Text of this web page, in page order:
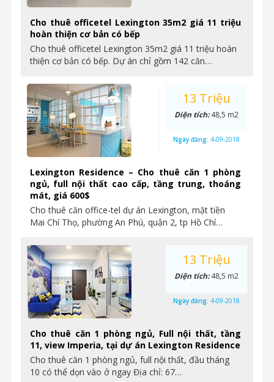
Cho thuê officetel Lexington 35m2 giá 11 triệu
hoàn thiện cơ bản có bếp
Cho thuê officetel Lexington 35m2 giá 11 triệu hoàn
thiện cơ bản có bếp. Dự án chỉ gồm 142 căn…
Lexington Residence – Cho thuê căn 1 phòng
ngủ, full nội thất cao cấp, tầng trung, thoáng
mát, giá 600$
Cho thuê căn office-tel dự án Lexington, mặt tiền
Mai Chí Thọ, phường An Phú, quận 2, tp Hồ Chí…
13 Triệu
Diện tích:48,5 m2
Ngày đăng: 4-09-2018
Cho thuê căn 1 phòng ngủ, Full nội thất, tầng
11, view Imperia, tại dự án Lexington Residence
Cho thuê căn 1 phòng ngủ, full nội thất, đầu tháng
10 có thể dọn vào ở ngay Địa chỉ: 67…
13 Triệu
Diện tích:48,5 m2
Ngày đăng: 4-09-2018